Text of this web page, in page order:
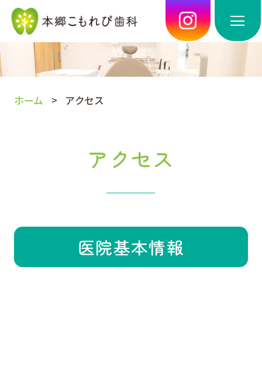
ホーム アクセス
アクセス
医院基本情報